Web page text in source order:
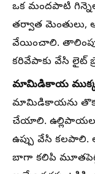
ఒక మందపాటి
తర్వాత మెంతులు,
వేయించాలి.
కరివేపాకు వేసి లైట్
మామిడికాయ
మామిడికాయను తొక్క
చేయాలి. ఉల్లిపాయలు
ఉప్పు వేసి
బాగా కలిపి